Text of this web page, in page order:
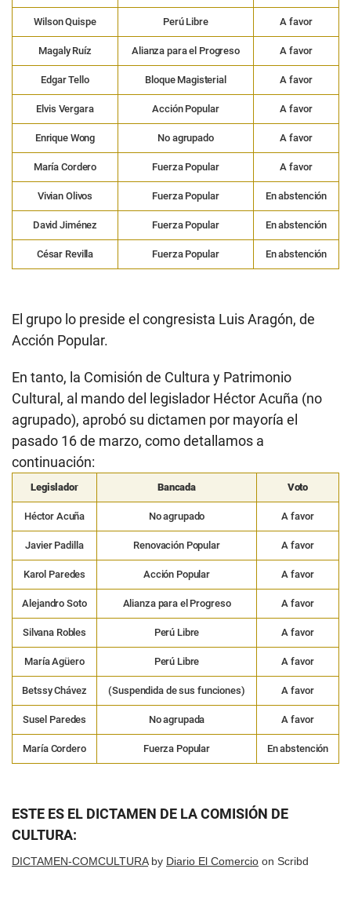
Wilson Quispe Perú Libre A favor
Magaly Ruíz Alianza para el Progreso A favor
Edgar Tello Bloque Magisterial A favor
Elvis Vergara Acción Popular A favor
Enrique Wong No agrupado A favor
María Cordero Fuerza Popular A favor
Vivian Olivos Fuerza Popular En abstención
David Jiménez Fuerza Popular En abstención
César Revilla Fuerza Popular En abstención
El grupo lo preside el congresista Luis Aragón, de
Acción Popular.
En tanto, la Comisión de Cultura y Patrimonio
Cultural, al mando del legislador Héctor Acuña (no
agrupado), aprobó su dictamen por mayoría el
pasado 16 de marzo, como detallamos a
continuación:
Legislador Bancada Voto
Héctor Acuña No agrupado A favor
Javier Padilla Renovación Popular A favor
Karol Paredes Acción Popular A favor
Alejandro Soto Alianza para el Progreso A favor
Silvana Robles Perú Libre A favor
María Agüero Perú Libre A favor
Betssy Chávez (Suspendida de sus funciones) A favor
Susel Paredes No agrupada A favor
María Cordero Fuerza Popular En abstención
ESTE ES EL DICTAMEN DE LA COMISIÓN DE
CULTURA:
DICTAMEN-COMCULTURAby Diario El Comercio on Scribd